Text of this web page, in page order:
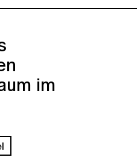
im